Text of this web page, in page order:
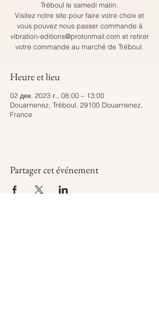
Tréboul le samedi matin.
Visitez notre site pour faire votre choix et
vous pouvez nous passer commande à
vibration-editions@protonmail.com et retirer
votre commande au marché de Tréboul.
Heure et lieu
02 дек. 2023 г., 08:00 – 13:00
Douarnenez, Tréboul, 29100 Douarnenez,
France
Partager cet événement